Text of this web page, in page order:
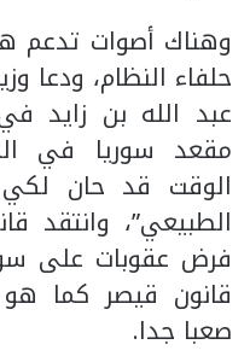
وهناك أصوات تدعم
حلفاء النظام، ودعا
عبد الله بن زايد
مقعد سوريا في
الوقت قد حان
الطبيعي”، وانتقد
فرض عقوبات على
قانون قيصر كما
صعبا جدا.